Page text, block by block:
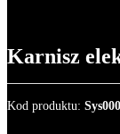
Karnisz
Kod produktu: